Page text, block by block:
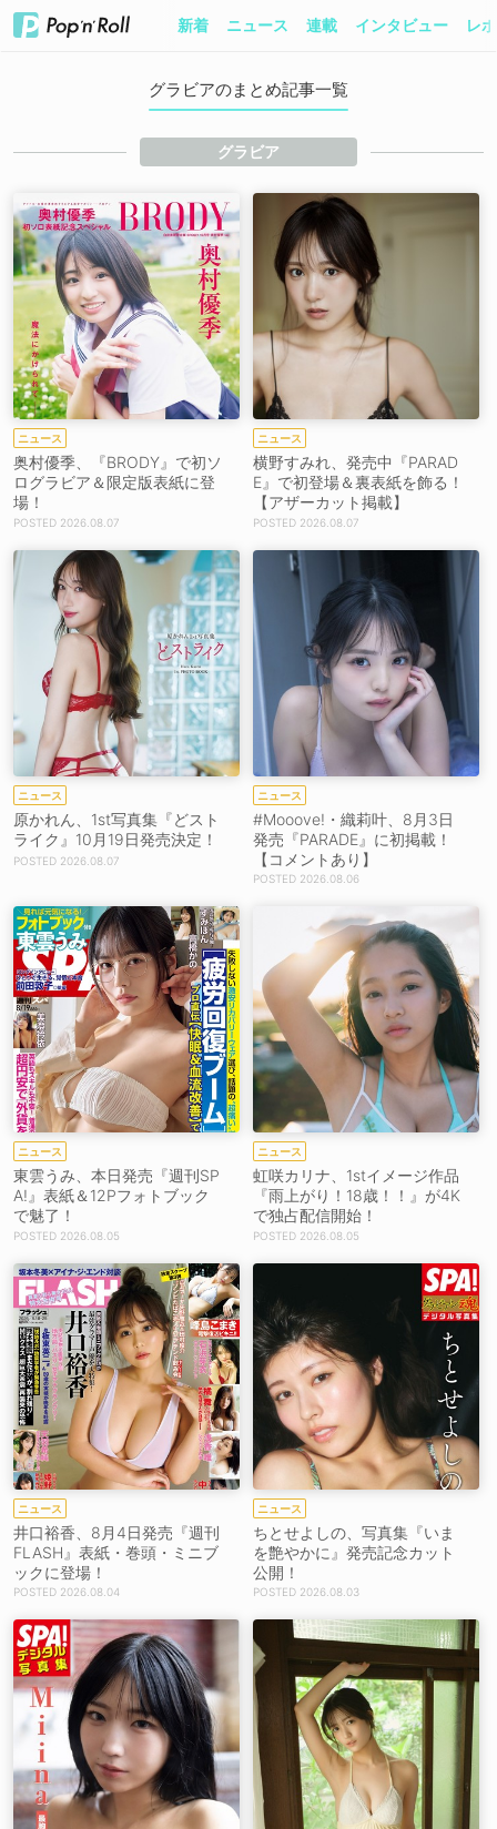
新着 ニュース 連載 インタビュー レ
グラビアのまとめ記事一覧
グラビア
ニュース
奥村優季、『BRODY』で初ソ
ログラビア＆限定版表紙に登
場！
2026.08.07
ニュース
横野すみれ、発売中『PARAD
E』で初登場＆裏表紙を飾る！
【アザーカット掲載】
2026.08.07
ニュース
原かれん、1st写真集『どスト
ライク』10月19日発売決定！
2026.08.07
ニュース
#Mooove!・織莉叶、8月3日
発売『PARADE』に初掲載！
【コメントあり】
2026.08.06
ニュース
東雲うみ、本日発売『週刊SP
A!』表紙＆12Pフォトブック
で魅了！
2026.08.05
ニュース
虹咲カリナ、1stイメージ作品
『雨上がり！18歳！！』が4K
で独占配信開始！
2026.08.05
ニュース
井口裕香、8月4日発売『週刊
FLASH』表紙・巻頭・ミニブ
ックに登場！
2026.08.04
ニュース
ちとせよしの、写真集『いま
を艶やかに』発売記念カット
公開！
2026.08.03